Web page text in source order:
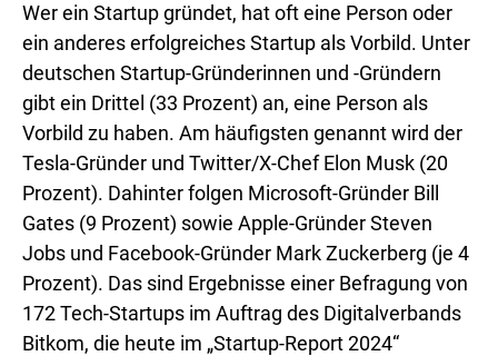
Wer ein Startup gründet, hat oft eine Person oder
ein anderes erfolgreiches Startup als Vorbild. Unter
deutschen Startup-Gründerinnen und -Gründern
gibt ein Drittel (33 Prozent) an, eine Person als
Vorbild zu haben. Am häufigsten genannt wird der
Tesla-Gründer und Twitter/X-Chef Elon Musk (20
Prozent). Dahinter folgen Microsoft-Gründer Bill
Gates (9 Prozent) sowie Apple-Gründer Steven
Jobs und Facebook-Gründer Mark Zuckerberg (je 4
Prozent). Das sind Ergebnisse einer Befragung von
172 Tech-Startups im Auftrag des Digitalverbands
Bitkom, die heute im „Startup-Report 2024“